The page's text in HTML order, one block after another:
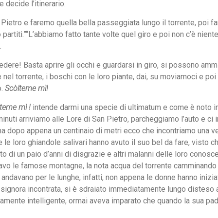
decide l’itinerario.
Pietro e faremo quella bella passeggiata lungo il torrente, poi
fatto tante volte quel giro e poi non c’è
Basta aprire gli occhi e guardarsi in giro, si possono
nel torrente, i boschi con le loro piante, dai, su moviamoci e
Scòlteme mì!
mì ! intende darmi una specie di ultimatum e come è noto
arriviamo alle Lore di San Pietro, parcheggiamo l’auto e ci
dopo appena un centinaio di metri ecco che incontriamo una
le loro ghiandole salivari hanno avuto il suo bel da fare, visto
di un paio d’anni di disgrazie e altri malanni delle loro
le famose montagne, la nota acqua del torrente
per le lunghe, infatti, non appena le donne hanno
incontrata, si è sdraiato immediatamente lungo disteso
intelligente, ormai aveva imparato che quando la sua